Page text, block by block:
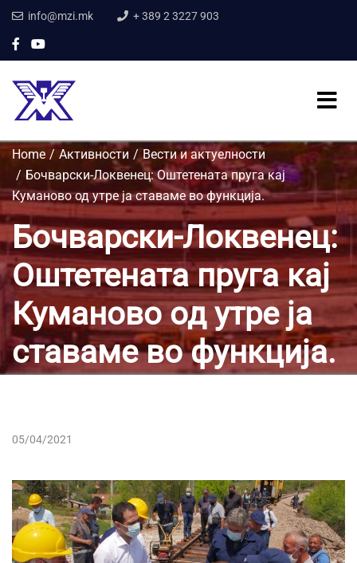
info@mzi.mk + 389 2 3227 903
Home Активности
Вести и актуелности
Бочварски-Локвенец: Оштетената пруга кај
Куманово од утре ја ставаме во функција.
Бочварски-Локвенец:
Оштетената пруга кај
Куманово од утре ја
ставаме во функција.
05/04/2021